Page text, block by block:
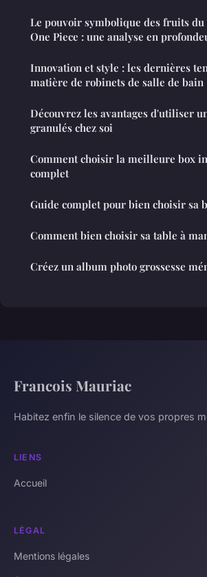
Le pouvoir symbolique des fruits du
One Piece : une analyse en
Innovation et style : les dernières
matière de robinets de salle de bain
Découvrez les avantages d'utiliser
granulés chez soi
Comment choisir la meilleure box
complet
Guide complet pour bien choisir sa
Comment bien choisir sa table à
Créez un album photo grossesse
Francois Mauriac
Habitez enfin le silence de vos propres
LIENS
Accueil
LÉGAL
Mentions légales